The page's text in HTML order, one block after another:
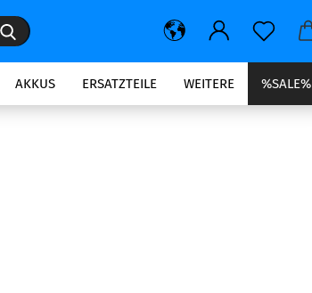
Suche...
AKKUS ERSATZTEILE %SALE%
WEITERE